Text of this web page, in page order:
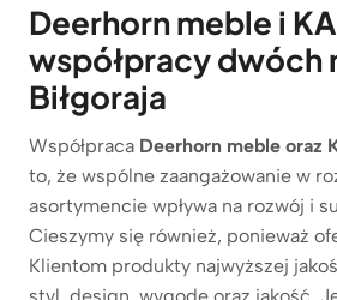
Deerhorn meble i
współpracy dwóch
Biłgoraja
Współpraca Deerhorn meble oraz
to, że wspólne zaangażowanie w
asortymencie wpływa na rozwój i
Cieszymy się również, ponieważ
Klientom produkty najwyższej
styl, design, wygodę oraz jakość.